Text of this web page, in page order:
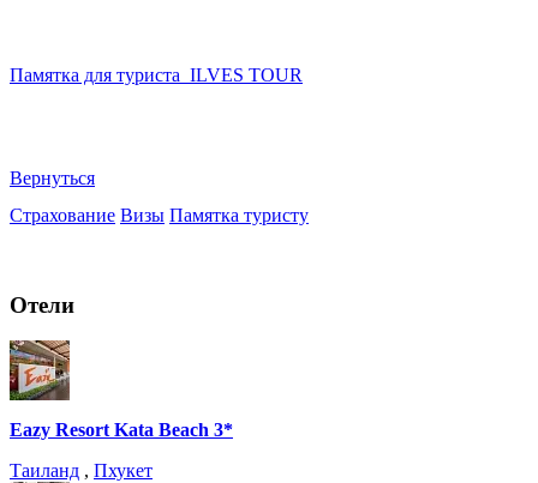
Памятка для туриста_ILVES TOUR
Вернуться
Страхование Визы Памятка туристу
Отели
Eazy Resort Kata Beach 3*
Таиланд , Пхукет